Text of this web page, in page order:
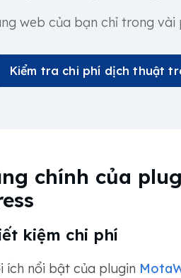
web của bạn chỉ trong
Kiểm tra chi phí dịch thuật
chính của
kiệm chi phí
ích nổi bật của plugin